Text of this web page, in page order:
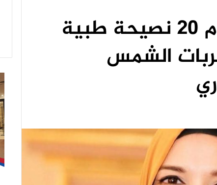
استشاري تقدم 20 نصيحة طبية
الشمس